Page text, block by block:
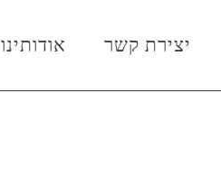
יצירת קשר אודותינו